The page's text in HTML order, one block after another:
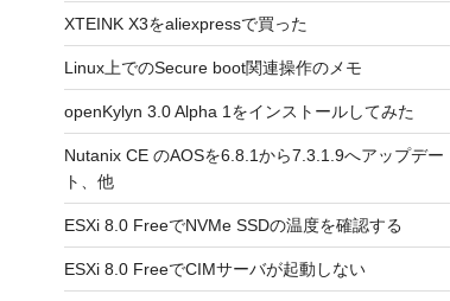
XTEINK X3をaliexpressで買った
Linux上でのSecure boot関連操作のメモ
openKylyn 3.0 Alpha 1をインストールしてみた
Nutanix CE のAOSを6.8.1から7.3.1.9へアップデー
ト、他
ESXi 8.0 FreeでNVMe SSDの温度を確認する
ESXi 8.0 FreeでCIMサーバが起動しない